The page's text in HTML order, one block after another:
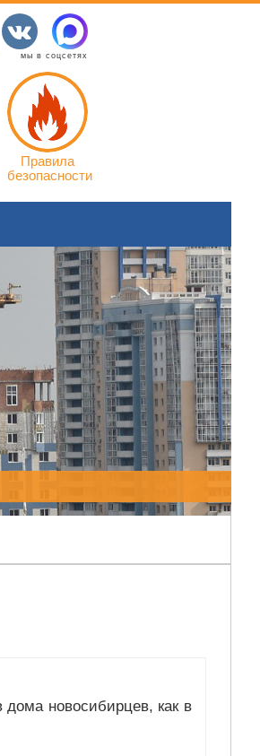
мы в соцсетях
Правила
безопасности
дома новосибирцев, как в